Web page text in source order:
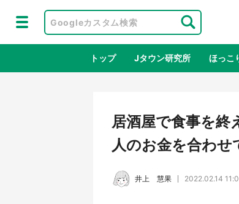
トップ Jタウン研究所 ほっこ
居酒屋で食事を
人のお金を合わせ
井上 慧果 2022.02.14